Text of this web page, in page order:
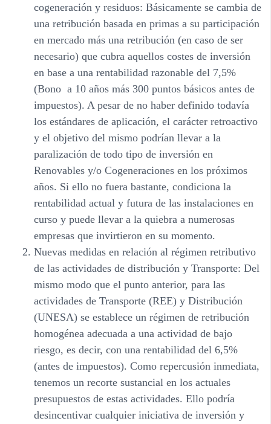
cogeneración y residuos: Básicamente se cambia de
una retribución basada en primas a su participación
en mercado más una retribución (en caso de ser
necesario) que cubra aquellos costes de inversión
en base a una rentabilidad razonable del 7,5%
(Bono a 10 años más 300 puntos básicos antes de
impuestos). A pesar de no haber definido todavía
los estándares de aplicación, el carácter retroactivo
y el objetivo del mismo podrían llevar a la
paralización de todo tipo de inversión en
Renovables y/o Cogeneraciones en los próximos
años. Si ello no fuera bastante, condiciona la
rentabilidad actual y futura de las instalaciones en
curso y puede llevar a la quiebra a numerosas
empresas que invirtieron en su momento.
Nuevas medidas en relación al régimen retributivo
de las actividades de distribución y Transporte: Del
mismo modo que el punto anterior, para las
actividades de Transporte (REE) y Distribución
(UNESA) se establece un régimen de retribución
homogénea adecuada a una actividad de bajo
riesgo, es decir, con una rentabilidad del 6,5%
(antes de impuestos). Como repercusión inmediata,
tenemos un recorte sustancial en los actuales
presupuestos de estas actividades. Ello podría
desincentivar cualquier iniciativa de inversión y